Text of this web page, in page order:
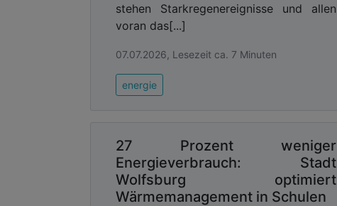
stehen Starkregenereignisse und allen
voran das[...]
07.07.2026, Lesezeit ca. 7 Minuten
energie
27 Prozent weniger
Energieverbrauch: Stadt
Wolfsburg optimiert
Wärmemanagement in Schulen